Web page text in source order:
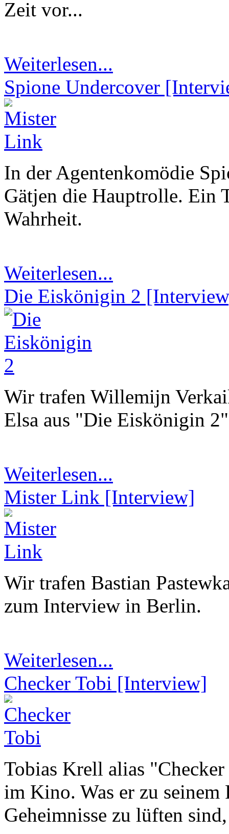
Zeit vor...
Weiterlesen...
Spione Undercover
In der Agentenkomödie
Gätjen die Hauptrolle. Ein
Wahrheit.
Weiterlesen...
Die Eiskönigin 2
Wir trafen Willemijn
Elsa aus "Die Eiskönigin
Weiterlesen...
Mister Link [Interview]
Wir trafen Bastian
zum Interview in Berlin.
Weiterlesen...
Checker Tobi [Interview]
Tobias Krell alias
im Kino. Was er zu
Geheimnisse zu lüften